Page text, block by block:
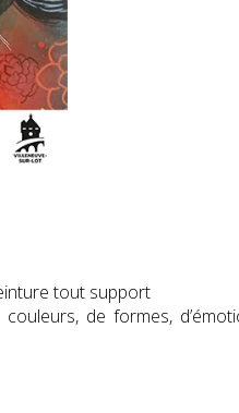
tout support
de formes,